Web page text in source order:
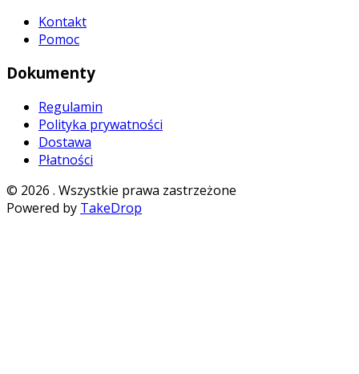
Kontakt
Pomoc
Dokumenty
Regulamin
Polityka prywatności
Dostawa
Płatności
© 2026 . Wszystkie prawa zastrzeżone
Powered by TakeDrop